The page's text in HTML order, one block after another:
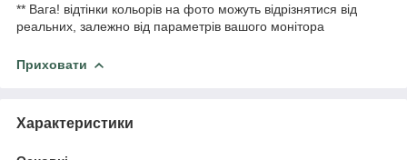
** Вага! відтінки кольорів на фото можуть відрізнятися від
реальних, залежно від параметрів вашого монітора
Приховати
Характеристики